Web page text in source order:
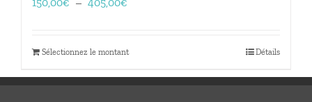
à
Sélectionnez le montant Détails